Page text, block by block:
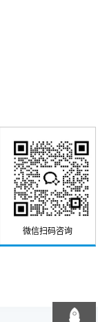
微信扫码咨询